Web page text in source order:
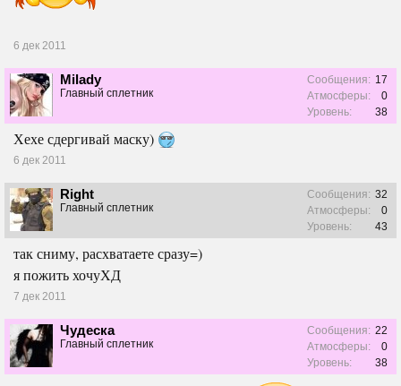
6 дек 2011
Milady
Главный сплетник
Сообщения: 17
Атмосферы:
0
Уровень:
38
Хехе сдергивай маску)
6 дек 2011
Right
Главный сплетник
Сообщения: 32
Атмосферы:
0
Уровень:
43
так сниму, расхватаете сразу=)
я пожить хочуХД
7 дек 2011
Чудеска
Главный сплетник
Сообщения: 22
Атмосферы:
0
Уровень:
38